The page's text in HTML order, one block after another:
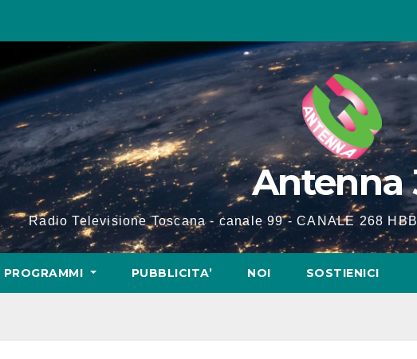
Antenna
Radio Televisione Toscana - canale 99 - CANALE 268
PROGRAMMI PUBBLICITA’ NOI SOSTIENICI